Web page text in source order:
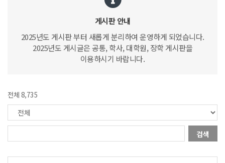
게시판 안내
2025년도 게시판 부터 새롭게 분리하여 운영하게 되었습니다.
2025년도 게시글은 공통, 학사, 대학원, 장학 게시판을
이용하시기 바랍니다.
전체 8,735
검색